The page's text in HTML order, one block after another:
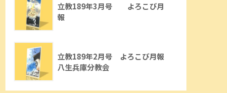
立教189年3月号 よろこび月
報
立教189年2月号 よろこび月報
八生兵庫分教会